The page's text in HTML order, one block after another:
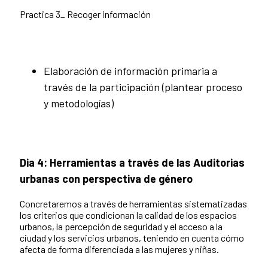
Practica 3_ Recoger información
Elaboración de información primaria a
través de la participación (plantear proceso
y metodologías)
Dia 4: Herramientas a través de las Auditorias
urbanas con perspectiva de género
Concretaremos a través de herramientas sistematizadas
los criterios que condicionan la calidad de los espacios
urbanos, la percepción de seguridad y el acceso a la
ciudad y los servicios urbanos, teniendo en cuenta cómo
afecta de forma diferenciada a las mujeres y niñas.